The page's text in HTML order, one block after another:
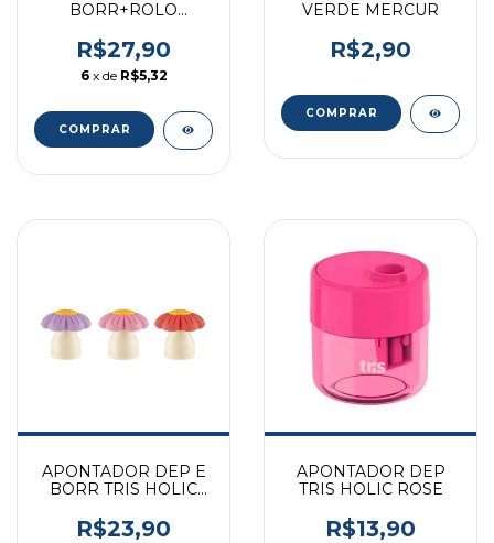
BORR+ROLO
R$27,90
6 x de R$5,32
VERDE MERCUR
R$2,90
APONTADOR DEP E
BORR TRIS HOLIC
R$23,90
APONTADOR DEP
TRIS HOLIC ROSE
R$13,90